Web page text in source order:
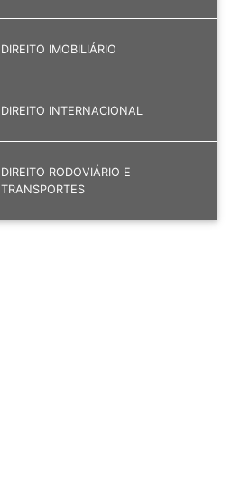
DIREITO IMOBILIÁRIO
DIREITO INTERNACIONAL
DIREITO RODOVIÁRIO E
TRANSPORTES